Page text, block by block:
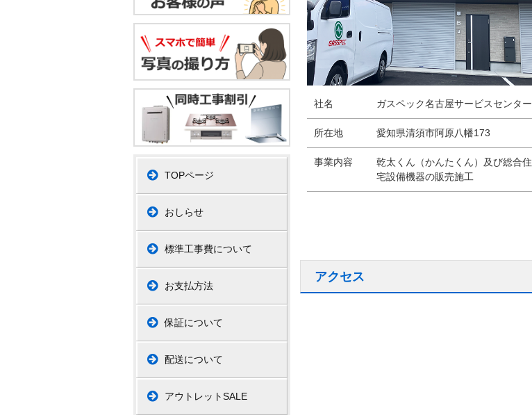
TOPページ
おしらせ
標準工事費について
お支払方法
保証について
配送について
アウトレットSALE
社名 ガスペック名古屋サービスセンター
所在地 愛知県清須市阿原八幡173
事業内容
乾太くん（かんたくん）及び総合住
宅設備機器の販売施工
アクセス